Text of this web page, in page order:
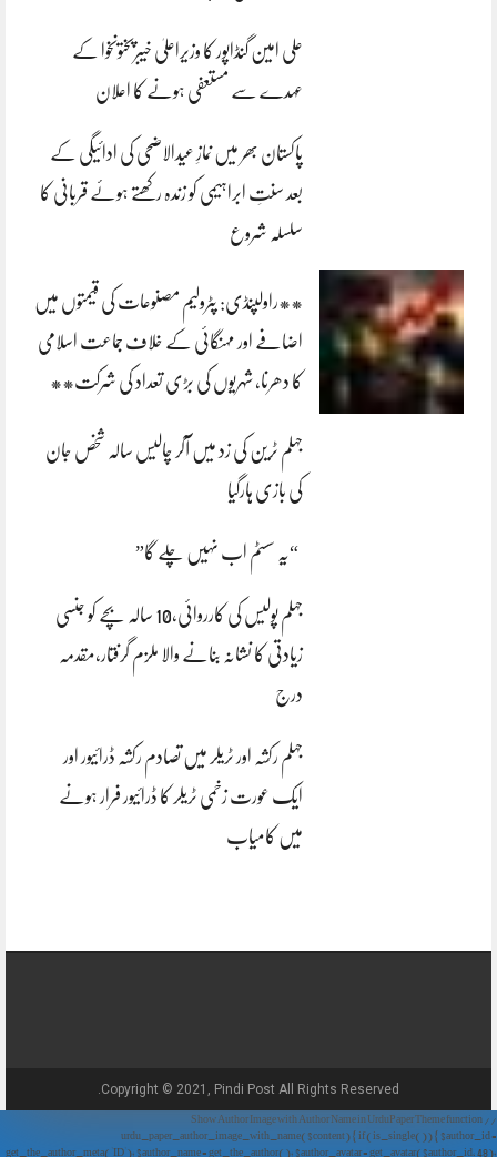
علی امین گنڈاپور کا وزیراعلیٰ خیبرپختونخوا کے
عہدے سے مستعفی ہونے کا اعلان
پاکستان بھر میں نمازِ عیدالاضحی کی ادائیگی کے
بعد سنتِ ابراہیمی کو زندہ رکھتے ہوئے قربانی کا
سلسلہ شروع
**راولپنڈی: پٹرولیم مصنوعات کی قیمتوں میں
اضافے اور مہنگائی کے خلاف جماعت اسلامی
کا دھرنا، شہریوں کی بڑی تعداد کی شرکت**
جہلم ٹرین کی زد میں آکر چالیس سالہ شخص جان
کی بازی ہارگیا
“یہ سسٹم اب نہیں چلے گا”
جہلم پولیس کی کارروائی،10 سالہ بچے کو جنسی
زیادتی کا نشانہ بنانے والا ملزم گرفتار،مقدمہ
درج
جہلم رکشہ اور ٹریلر میں تصادم رکشہ ڈرائیور اور
ایک عورت زخمی ٹریلر کا ڈرائیور فرار ہونے
میں کامیاب
Copyright © 2021, Pindi Post All Rights Reserved.
// Show Author Image with Author Name in UrduPaper Theme function
urdu_paper_author_image_with_name($content) { if (is_single()) { $author_id =
get_the_author_meta('ID'); $author_name = get_the_author(); $author_avatar = get_avatar($author_id, 48);